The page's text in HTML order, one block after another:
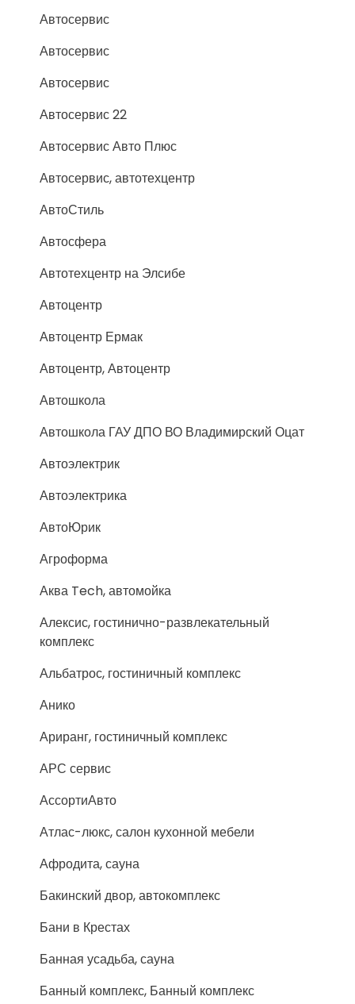
Автосервис
Автосервис
Автосервис
Автосервис 22
Автосервис Авто Плюс
Автосервис, автотехцентр
АвтоСтиль
Автосфера
Автотехцентр на Элсибе
Автоцентр
Автоцентр Ермак
Автоцентр, Автоцентр
Автошкола
Автошкола ГАУ ДПО ВО Владимирский Оцат
Автоэлектрик
Автоэлектрика
АвтоЮрик
Агроформа
Аква Tech, автомойка
Алексис, гостинично-развлекательный
комплекс
Альбатрос, гостиничный комплекс
Анико
Ариранг, гостиничный комплекс
АРС сервис
АссортиАвто
Атлас-люкс, салон кухонной мебели
Афродита, сауна
Бакинский двор, автокомплекс
Бани в Крестах
Банная усадьба, сауна
Банный комплекс, Банный комплекс